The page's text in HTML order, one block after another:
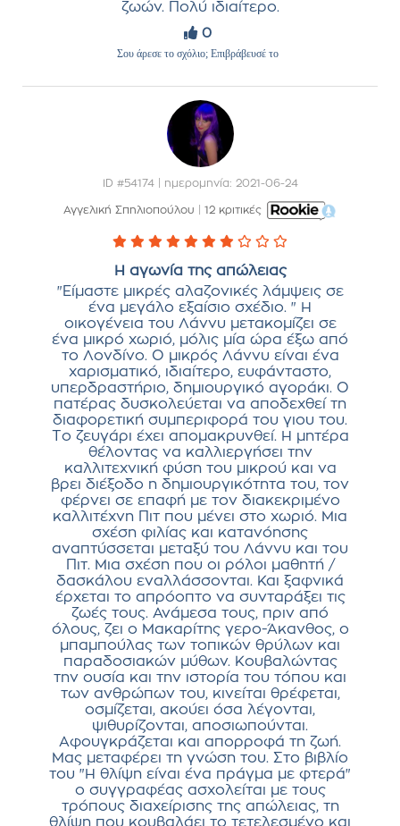
ζωών. Πολύ ιδιαίτερο.
0
Σου άρεσε το σχόλιο; Επιβράβευσέ το
ID #54174 | ημερομηνία: 2021-06-24
Αγγελική Σπηλιοπούλου 12 κριτικές
Η αγωνία της απώλειας
"Είμαστε μικρές αλαζονικές λάμψεις σε
ένα μεγάλο εξαίσιο σχέδιο. " Η
οικογένεια του Λάννυ μετακομίζει σε
ένα μικρό χωριό, μόλις μία ώρα έξω από
το Λονδίνο. Ο μικρός Λάννυ είναι ένα
χαρισματικό, ιδιαίτερο, ευφάνταστο,
υπερδραστήριο, δημιουργικό αγοράκι. Ο
πατέρας δυσκολεύεται να αποδεχθεί τη
διαφορετική συμπεριφορά του γιου του.
Το ζευγάρι έχει απομακρυνθεί. Η μητέρα
θέλοντας να καλλιεργήσει την
καλλιτεχνική φύση του μικρού και να
βρει διέξοδο η δημιουργικότητα του, τον
φέρνει σε επαφή με τον διακεκριμένο
καλλιτέχνη Πιτ που μένει στο χωριό. Μια
σχέση φιλίας και κατανόησης
αναπτύσσεται μεταξύ του Λάννυ και του
Πιτ. Μια σχέση που οι ρόλοι μαθητή /
δασκάλου εναλλάσσονται. Και ξαφνικά
έρχεται το απρόοπτο να συνταράξει τις
ζωές τους. Ανάμεσα τους, πριν από
όλους, ζει ο Μακαρίτης γερο-Άκανθος, ο
μπαμπούλας των τοπικών θρύλων και
παραδοσιακών μύθων. Κουβαλώντας
την ουσία και την ιστορία του τόπου και
των ανθρώπων του, κινείται θρέφεται,
οσμίζεται, ακούει όσα λέγονται,
ψιθυρίζονται, αποσιωπούνται.
Αφουγκράζεται και απορροφά τη ζωή.
Μας μεταφέρει τη γνώση του. Στο βιβλίο
του "Η θλίψη είναι ένα πράγμα με φτερά"
ο συγγραφέας ασχολείται με τους
τρόπους διαχείρισης της απώλειας, τη
θλίψη που κουβαλάει το τετελεσμένο και